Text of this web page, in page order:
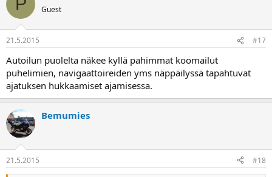
Guest
21.5.2015 #17
Autoilun puolelta näkee kyllä pahimmat koomailut
puhelimien, navigaattoireiden yms näppäilyssä tapahtuvat
ajatuksen hukkaamiset ajamisessa.
Bemumies
21.5.2015 #18